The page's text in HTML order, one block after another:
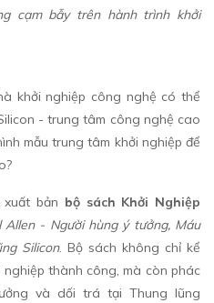
cạm bẫy trên hành trình khởi
khởi nghiệp công nghệ có thể
- trung tâm công nghệ cao
mẫu trung tâm khởi nghiệp để
bản bộ sách Khởi Nghiệp
Allen - Người hùng ý tưởng, Máu
Silicon. Bộ sách không chỉ kể
thành công, mà còn phác
và dối trá tại Thung lũng